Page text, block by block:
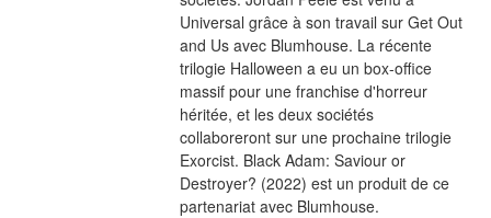
Universal grâce à son travail sur Get Out
and Us avec Blumhouse. La récente
trilogie Halloween a eu un box-office
massif pour une franchise d'horreur
héritée, et les deux sociétés
collaboreront sur une prochaine trilogie
Exorcist. Black Adam: Saviour or
Destroyer? (2022) est un produit de ce
partenariat avec Blumhouse.